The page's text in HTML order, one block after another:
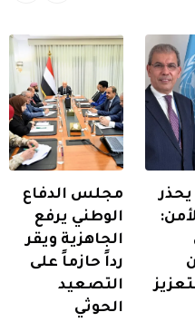
مجلس الدفاع
الوطني يرفع
الجاهزية ويقر
رداً حازماً على
التصعيد
الحوثي